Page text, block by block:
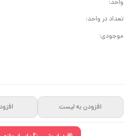
واحد:
تعداد در واحد:
موجودی:
افزودن به لیست